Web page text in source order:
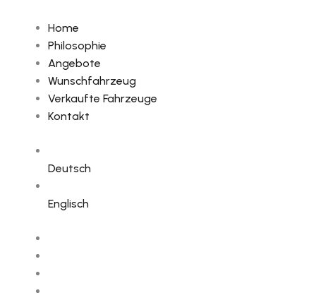
Home
Philosophie
Angebote
Wunschfahrzeug
Verkaufte Fahrzeuge
Kontakt
Deutsch
Englisch